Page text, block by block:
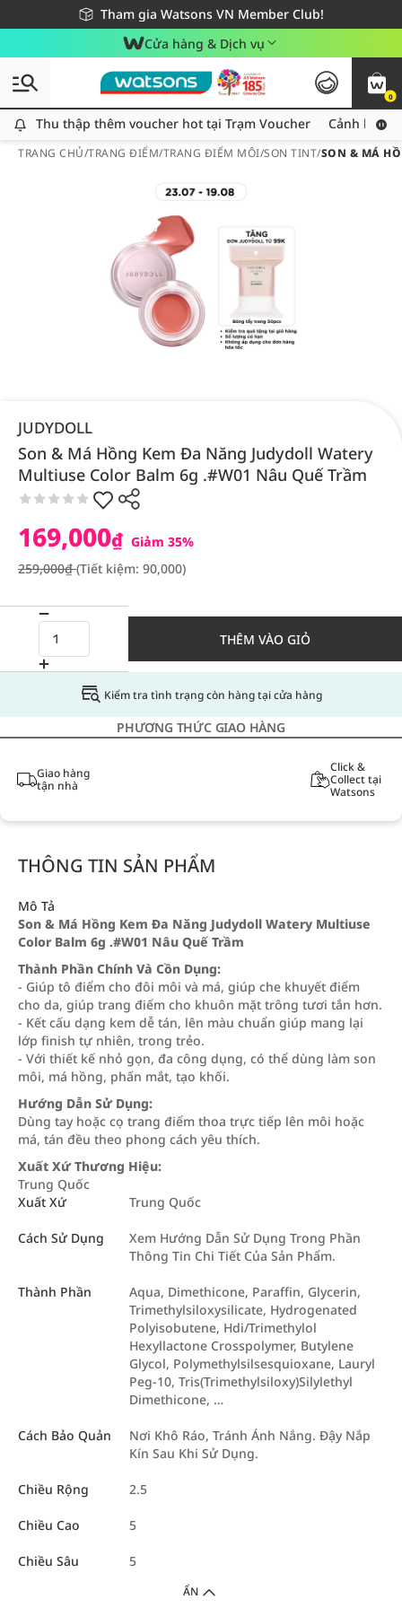
Tham gia Watsons VN Member Club!
Miễn phí giao hàng cho đơn hàng từ 249,000Đ
Giao hàng nhanh 24h - Áp dụng khu vực TP. Hồ Chí Minh
Cửa hàng & Dịch vụ
0
Thu thập thêm voucher hot tại Trạm Voucher
Thu thập thêm voucher hot tại Trạm Voucher Cảnh báo
TRANG CHỦ/TRANG ĐIỂM/TRANG ĐIỂM MÔI/SON TINT/SON & MÁ
JUDYDOLL
Son & Má Hồng Kem Đa Năng Judydoll Watery
Multiuse Color Balm 6g .#W01 Nâu Quế Trầm
169,000₫ Giảm 35%
259,000₫(Tiết kiệm: 90,000)
THÊM VÀO GIỎ
Kiểm tra tình trạng còn hàng tại cửa hàng
PHƯƠNG THỨC GIAO HÀNG
Giao hàng
tận nhà
Click &
Collect tại
Watsons
THÔNG TIN SẢN PHẨM
Mô Tả
Son & Má Hồng Kem Đa Năng Judydoll Watery Multiuse
Color Balm 6g .#W01 Nâu Quế Trầm
Thành Phần Chính Và Cồn Dụng:
- Giúp tô điểm cho đôi môi và má, giúp che khuyết điểm
cho da, giúp trang điểm cho khuôn mặt trông tươi tắn hơn.
- Kết cấu dạng kem dễ tán, lên màu chuẩn giúp mang lại
lớp finish tự nhiên, trong trẻo.
- Với thiết kế nhỏ gọn, đa công dụng, có thể dùng làm son
môi, má hồng, phấn mắt, tạo khối.
Hướng Dẫn Sử Dụng:
Dùng tay hoặc cọ trang điểm thoa trực tiếp lên môi hoặc
má, tán đều theo phong cách yêu thích.
Xuất Xứ Thương Hiệu:
Trung Quốc
Xuất Xứ
Trung Quốc
Cách Sử Dụng
Xem Hướng Dẫn Sử Dụng Trong Phần
Thông Tin Chi Tiết Của Sản Phẩm.
Thành Phần
Aqua, Dimethicone, Paraffin, Glycerin,
Trimethylsiloxysilicate, Hydrogenated
Polyisobutene, Hdi/Trimethylol
Hexyllactone Crosspolymer, Butylene
Glycol, Polymethylsilsesquioxane, Lauryl
Peg-10, Tris(Trimethylsiloxy)Silylethyl
Dimethicone, …
Cách Bảo Quản
Nơi Khô Ráo, Tránh Ánh Nắng. Đậy Nắp
Kín Sau Khi Sử Dụng.
Chiều Rộng 2.5
Chiều Cao 5
Chiều Sâu 5
ẨN